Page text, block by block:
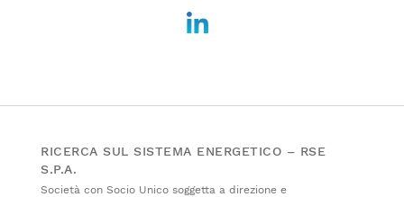
RICERCA SUL SISTEMA ENERGETICO – RSE
S.P.A.
Società con Socio Unico soggetta a direzione e